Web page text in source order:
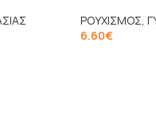
ΡΟΥΧΙΣΜΟΣ,
6.60€